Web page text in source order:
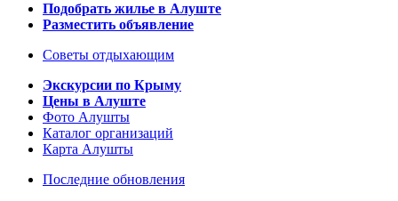
Подобрать жилье в Алуште
Разместить объявление
Советы отдыхающим
Экскурсии по Крыму
Цены в Алуште
Фото Алушты
Каталог организаций
Карта Алушты
Последние обновления